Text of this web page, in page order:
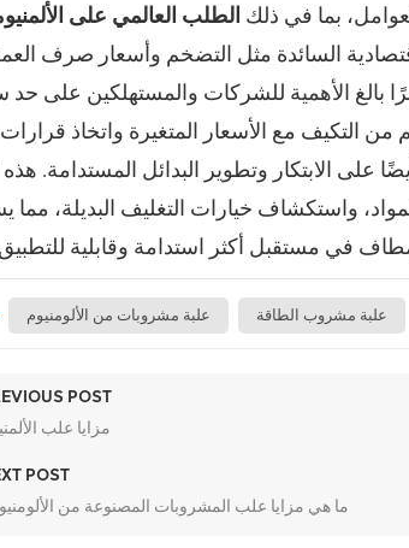
بما في ذلك الطلب العالمي على
السائدة مثل التضخم وأسعار صرف
بالغ الأهمية للشركات والمستهلكين على حد
الابتكار وتطوير البدائل المستدامة. هذه
واستكشاف خيارات التغليف البديلة،
علبة مشروبات من الألومنيوم علبة مشروب الطاقة
POST
مزايا علب
POST
ما هي مزايا علب المشروبات المصنوعة من